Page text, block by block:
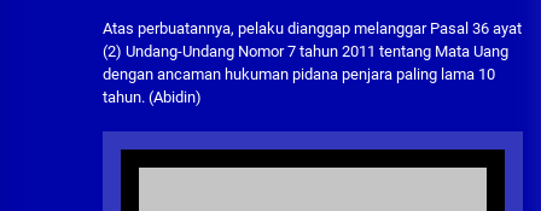
Atas perbuatannya, pelaku dianggap melanggar Pasal 36 ayat
(2) Undang-Undang Nomor 7 tahun 2011 tentang Mata Uang
dengan ancaman hukuman pidana penjara paling lama 10
tahun. (Abidin)